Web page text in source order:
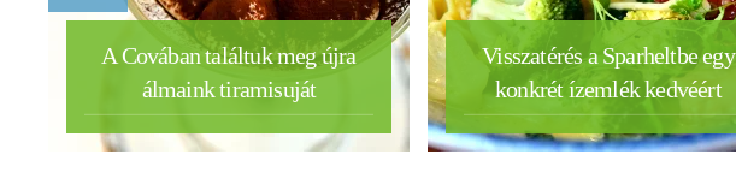
A Covában találtuk meg újra
álmaink tiramisuját
Visszatérés a Sparheltbe egy
konkrét ízemlék kedvéért